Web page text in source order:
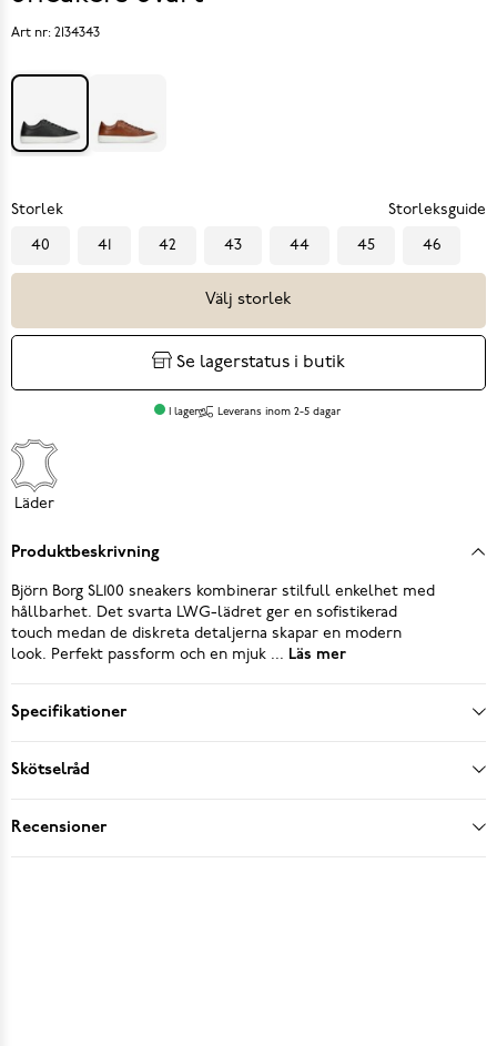
Art nr: 2134343
Storlek Storleksguide
40 41 42 43 44 45 46
Välj storlek
Se lagerstatus i butik
I lager Leverans inom 2-5 dagar
Läder
Produktbeskrivning
Björn Borg SL100 sneakers kombinerar stilfull enkelhet med
hållbarhet. Det svarta LWG-lädret ger en sofistikerad
touch medan de diskreta detaljerna skapar en modern
look. Perfekt passform och en mjuk ... Läs mer
Specifikationer
Skötselråd
Recensioner